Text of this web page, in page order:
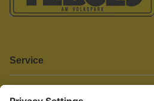
Service
Informationen